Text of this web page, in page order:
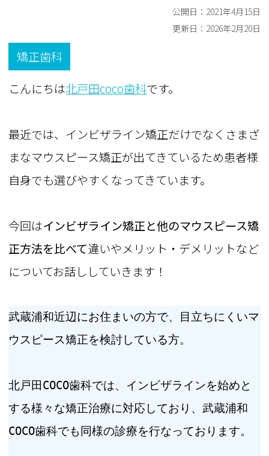
公開日： 2021年4月15日
更新日： 2026年2月20日
矯正歯科
こんにちは北戸田coco歯科です。
最近では、インビザライン矯正だけでなくさまざ
まなマウスピース矯正が出てきているため患者様
自身でも選びやすくなってきています。
今回はインビザライン矯正と他のマウスピース矯
正方法を比べて違いやメリット・デメリットなど
についてお話ししていきます！
武蔵浦和近辺にお住まいの方で、目立ちにくいマ
ウスピース矯正を検討している方。
北戸田COCO歯科では、インビザラインを始めと
する様々な矯正治療に対応しており、武蔵浦和
COCO歯科でも同様の診療を行なっております。